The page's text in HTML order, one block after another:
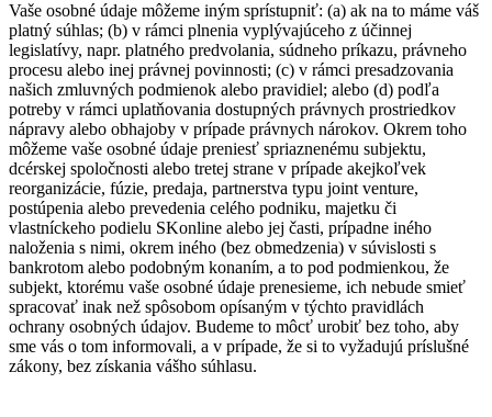
Vaše osobné údaje môžeme iným sprístupniť: (a) ak na to máme váš
platný súhlas; (b) v rámci plnenia vyplývajúceho z účinnej
legislatívy, napr. platného predvolania, súdneho príkazu, právneho
procesu alebo inej právnej povinnosti; (c) v rámci presadzovania
našich zmluvných podmienok alebo pravidiel; alebo (d) podľa
potreby v rámci uplatňovania dostupných právnych prostriedkov
nápravy alebo obhajoby v prípade právnych nárokov. Okrem toho
môžeme vaše osobné údaje preniesť spriaznenému subjektu,
dcérskej spoločnosti alebo tretej strane v prípade akejkoľvek
reorganizácie, fúzie, predaja, partnerstva typu joint venture,
postúpenia alebo prevedenia celého podniku, majetku či
vlastníckeho podielu SKonline alebo jej časti, prípadne iného
naloženia s nimi, okrem iného (bez obmedzenia) v súvislosti s
bankrotom alebo podobným konaním, a to pod podmienkou, že
subjekt, ktorému vaše osobné údaje prenesieme, ich nebude smieť
spracovať inak než spôsobom opísaným v týchto pravidlách
ochrany osobných údajov. Budeme to môcť urobiť bez toho, aby
sme vás o tom informovali, a v prípade, že si to vyžadujú príslušné
zákony, bez získania vášho súhlasu.